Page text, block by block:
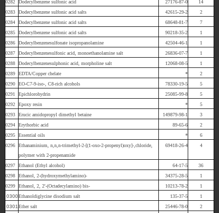
0282
Dodecylbenzene sulfonic acid 27176-87-0
14
0283
Dodecylbenzene sulfonic acid salts 42615-29-2
2
0284
Dodecylbenzene sulfonic acid salts 68648-81-7
7
0285
Dodecylbenzene sulfonic acid salts 90218-35-2
1
0286
Dodecylbenzenesulfonate isopropanolamine 42504-46-1
1
0287
Dodecylbenzenesulfonic acid, monoethanolamine salt 26836-07-7
1
0288
Dodecylbenzenesulphonic acid, morpholine salt 12068-08-5
1
0289
EDTA/Copper chelate *
2
0290
EO-C7-9-iso-, C8-rich alcohols 78330-19-5
5
0291
Epichlorohydrin 25085-99-8
5
0292
Epoxy resin *
5
0293
Erucic amidopropyl dimethyl betaine 149879-98-1
3
0294
Erythorbic acid 89-65-6
2
0295
Essential oils *
6
0296
Ethanaminium, n,n,n-trimethyl-2-[(1-oxo-2-propenyl)oxy]-,chloride,
polymer with 2-propenamide
69418-26-4 4
0297 Ethanol (Ethyl alcohol) 64-17-5
36
0298
Ethanol, 2-(hydroxymethylamino)- 34375-28-5
1
0299
Ethanol, 2, 2'-(Octadecylamino) bis- 10213-78-2
1
0300Ethanoldiglycine disodium salt 135-37-5
1
0301 Ether salt 25446-78-0
2